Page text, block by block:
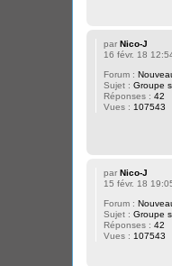
par Nico-J
16 févr. 18
Forum :
Sujet : Groupe
Réponses : 42
Vues : 107543
par Nico-J
15 févr. 18
Forum :
Sujet : Groupe
Réponses : 42
Vues : 107543